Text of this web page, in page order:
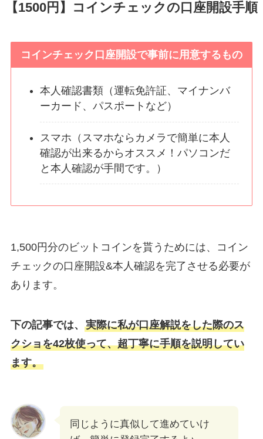
【1500円】コインチェックの口座開設手順
コインチェック口座開設で事前に用意するもの
本人確認書類（運転免許証、マイナンバ
ーカード、パスポートなど）
スマホ（スマホならカメラで簡単に本人
確認が出来るからオススメ！パソコンだ
と本人確認が手間です。）
1,500円分のビットコインを貰うためには、コイン
チェックの口座開設&本人確認を完了させる必要が
あります。
下の記事では、 実際に私が口座解説をした際のス
クショを42枚使って、超丁寧に手順を説明してい
ます。
同じように真似して進めていけ